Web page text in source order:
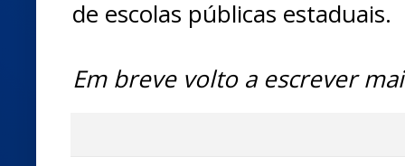
de escolas públicas estaduais.
Em breve volto a escrever